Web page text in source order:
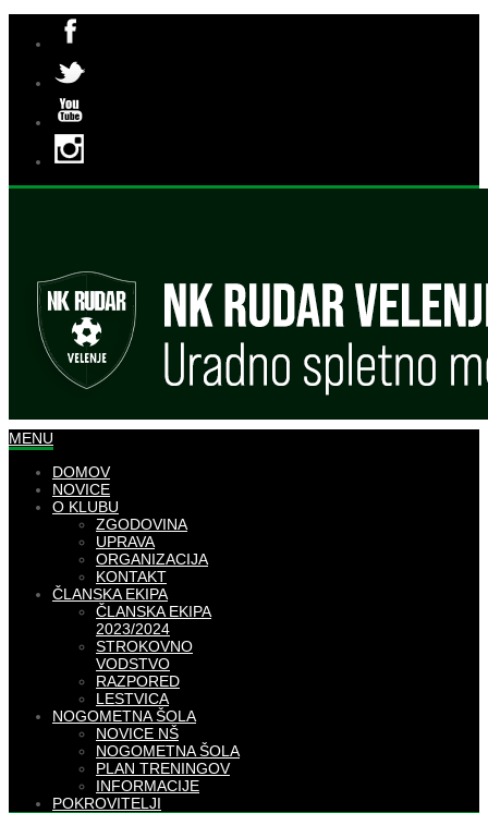
MENU
DOMOV
NOVICE
O KLUBU
ZGODOVINA
UPRAVA
ORGANIZACIJA
KONTAKT
ČLANSKA EKIPA
ČLANSKA EKIPA
2023/2024
STROKOVNO
VODSTVO
RAZPORED
LESTVICA
NOGOMETNA ŠOLA
NOVICE NŠ
NOGOMETNA ŠOLA
PLAN TRENINGOV
INFORMACIJE
POKROVITELJI